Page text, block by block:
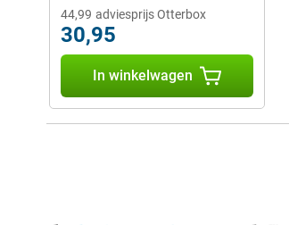
44,99 adviesprijs Otterbox
30,95
In winkelwagen